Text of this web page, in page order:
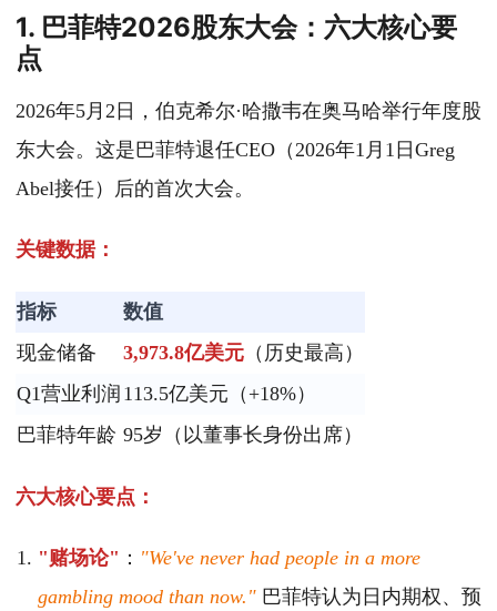
1. 巴菲特2026股东大会：六大核心要
点
2026年5月2日，伯克希尔·哈撒韦在奥马哈举行年度股
东大会。这是巴菲特退任CEO（2026年1月1日Greg
Abel接任）后的首次大会。
关键数据：
指标
数值
现金储备
3,973.8亿美元 （历史最高）
Q1营业利润 113.5亿美元（+18%）
巴菲特年龄 95岁（以董事长身份出席）
六大核心要点：
"赌场论" ： "We've never had people in a more
gambling mood than now." 巴菲特认为日内期权、预